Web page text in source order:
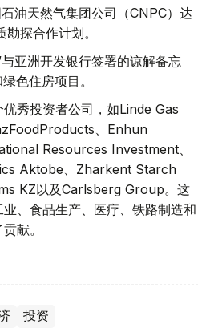
油天然气集团公司（CNPC）达
探合作计划。
亚洲开发银行签署的谅解备忘
色住房项目。
秀投资者公司，如Linde Gas
、Enhun
Resources Investment、
Aktobe、Zharkent Starch
KZ以及Carlsberg Group。这
、食品生产、医疗、铁路制造和
献。
投资